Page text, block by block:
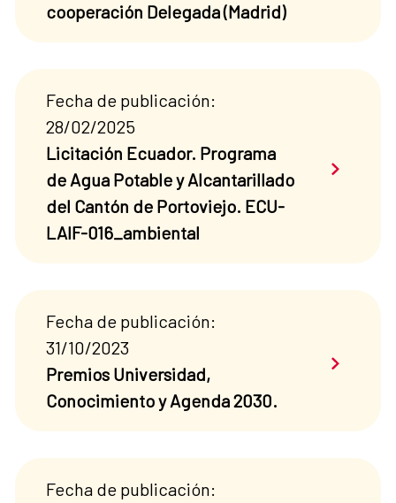
cooperación Delegada (Madrid)
Fecha de publicación:
28/02/2025
Licitación Ecuador. Programa
de Agua Potable y Alcantarillado
del Cantón de Portoviejo. ECU-
LAIF-016_ambiental
Saber
Fecha de publicación:
31/10/2023
Premios Universidad,
Conocimiento y Agenda 2030.
Saber
Fecha de publicación: